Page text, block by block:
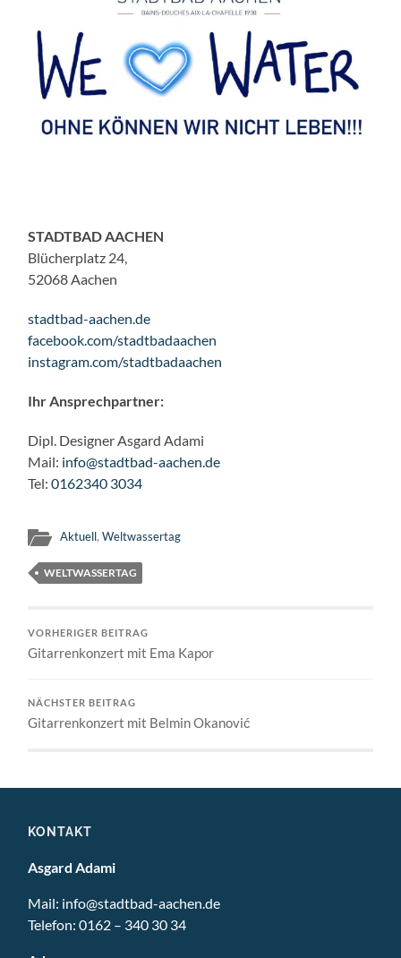
STADTBAD AACHEN
Blücherplatz 24,
52068 Aachen
stadtbad-aachen.de
facebook.com/stadtbadaachen
instagram.com/stadtbadaachen
Ihr Ansprechpartner:
Dipl. Designer Asgard Adami
Mail: info@stadtbad-aachen.de
Tel:0162340 3034
Aktuell,Weltwassertag
WELTWASSERTAG
VORHERIGER BEITRAG
Gitarrenkonzert mit Ema Kapor
NÄCHSTER BEITRAG
Gitarrenkonzert mit Belmin Okanović
KONTAKT
Asgard Adami
Mail: info@stadtbad-aachen.de
Telefon:0162 – 340 30 34